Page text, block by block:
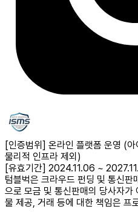
[인증범위] 온라인 플랫폼 운영 (
물리적 인프라 제외)
[유효기간] 2024.11.06 ~
텀블벅은 크라우드 펀딩 및 통신판
으로 모금 및 통신판매의 당사자가
물 제공, 거래 등에 대한 책임은 프